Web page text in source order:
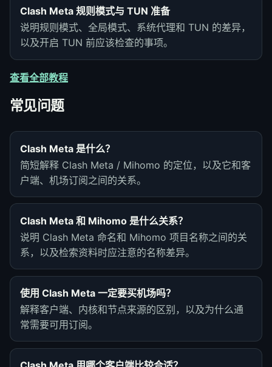
Clash Meta 规则模式与 TUN 准备
说明规则模式、全局模式、系统代理和 TUN 的差异，
以及开启 TUN 前应该检查的事项。
查看全部教程
常见问题
Clash Meta 是什么？
简短解释 Clash Meta / Mihomo 的定位，以及它和客
户端、机场订阅之间的关系。
Clash Meta 和 Mihomo 是什么关系？
说明 Clash Meta 命名和 Mihomo 项目名称之间的关
系，以及检索资料时应注意的名称差异。
使用 Clash Meta 一定要买机场吗？
解释客户端、内核和节点来源的区别，以及为什么通
常需要可用订阅。